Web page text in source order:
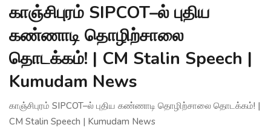
காஞ்சிபுரம் SIPCOT–ல் புதிய
கண்ணாடி தொழிற்சாலை
தொடக்கம்! | CM Stalin Speech |
Kumudam News
காஞ்சிபுரம் SIPCOT–ல் புதிய கண்ணாடி தொழிற்சாலை தொடக்கம்! |
CM Stalin Speech | Kumudam News